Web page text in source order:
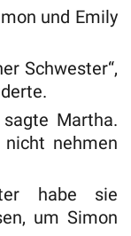
und Emily
Schwester“,
Martha.
nicht nehmen
habe sie
um Simon